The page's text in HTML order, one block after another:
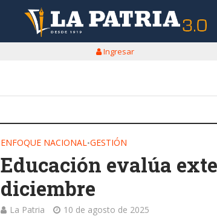
Ingresar
ENFOQUE NACIONAL•GESTIÓN
Educación evalúa
diciembre
La Patria 10 de agosto de 2025